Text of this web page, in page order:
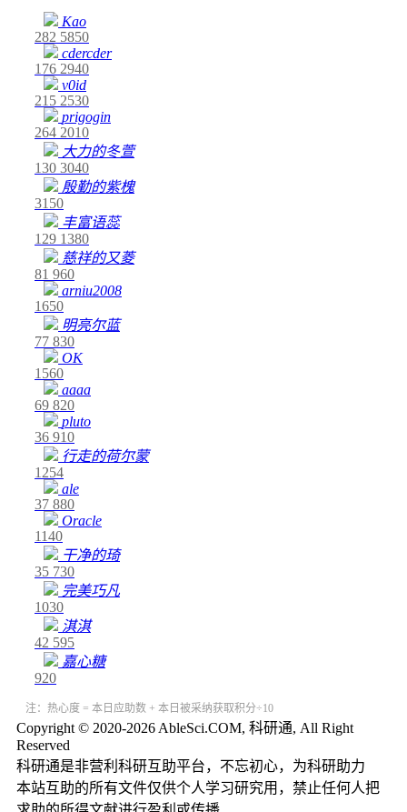
Kao
282 5850
cdercder
176 2940
v0id
215 2530
prigogin
264 2010
大力的冬萱
130 3040
殷勤的紫槐
3150
丰富语蕊
129 1380
慈祥的又菱
81 960
arniu2008
1650
明亮尔蓝
77 830
OK
1560
aaaa
69 820
pluto
36 910
行走的荷尔蒙
1254
ale
37 880
Oracle
1140
干净的琦
35 730
完美巧凡
1030
淇淇
42 595
嘉心糖
920
注：热心度 = 本日应助数 + 本日被采纳获取积分÷10
Copyright © 2020-2026 AbleSci.COM, 科研通, All Right
Reserved
科研通是非营利科研互助平台，不忘初心，为科研助力
本站互助的所有文件仅供个人学习研究用，禁止任何人把